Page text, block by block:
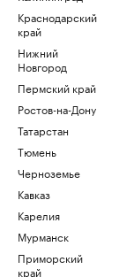
Краснодарский
край
Нижний
Новгород
Пермский край
Ростов-на-Дону
Татарстан
Тюмень
Черноземье
Кавказ
Карелия
Мурманск
Приморский
край